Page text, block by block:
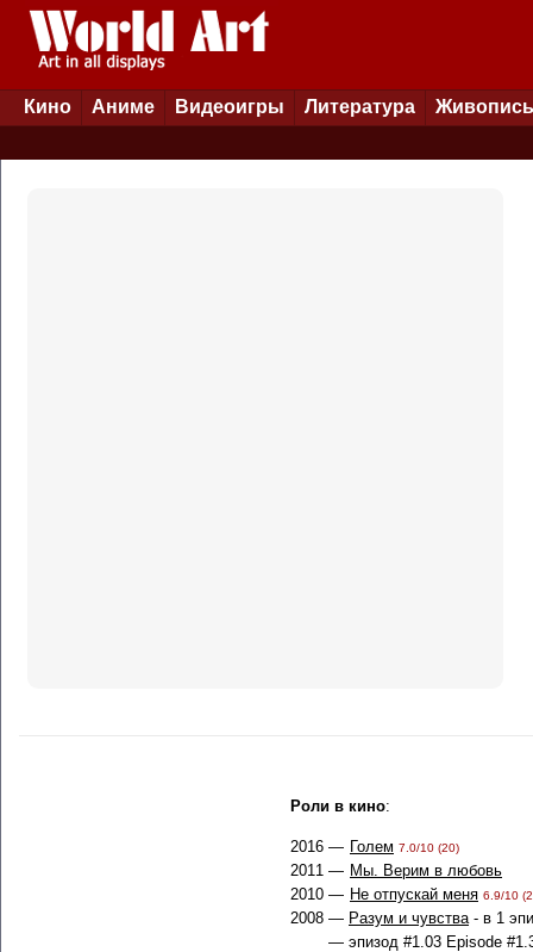
Кино Аниме Видеоигры Литература Живопись
Роли в кино:
2016 — Голем 7.0/10 (20)
2011 — Мы. Верим в любовь
2010 — Не отпускай меня 6.9/10
2008 — Разум и чувства- в 1
— эпизод #1.03 Episode